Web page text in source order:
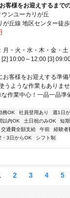
客様をお迎えするまで
ンユーカリが丘
が丘線 地区センター徒
月・火・水・木・金・
10:00～12:00 [3]
お客様をお迎えする準
うような作業もありま
作業中心！一品一品準
務OK 社員登用あり
週1日
以内OK 土日祝のみOK 短期
交通費全額支給 午前 経験者
・3日からOK シフト制
2 3 4 5